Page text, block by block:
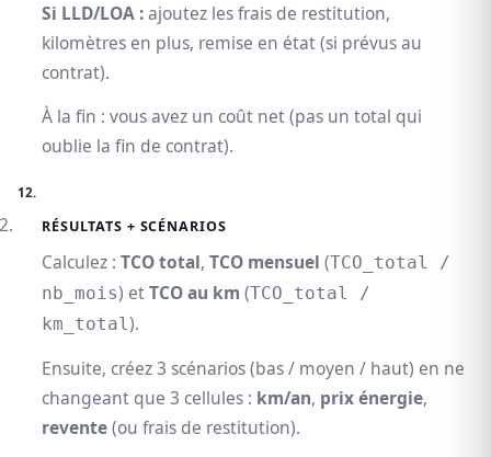
Si LLD/LOA :ajoutez les frais de restitution,
kilomètres en plus, remise en état (si prévus au
contrat).
À la fin : vous avez un coût net (pas un total qui
oublie la fin de contrat).
RÉSULTATS + SCÉNARIOS
Calculez : TCO total, TCO mensuel ( TCO_total /
nb_mois) etTCO au km ( TCO_total /
km_total).
Ensuite, créez 3 scénarios (bas / moyen / haut) en ne
changeant que 3 cellules : km/an, prix énergie,
revente(ou frais de restitution).